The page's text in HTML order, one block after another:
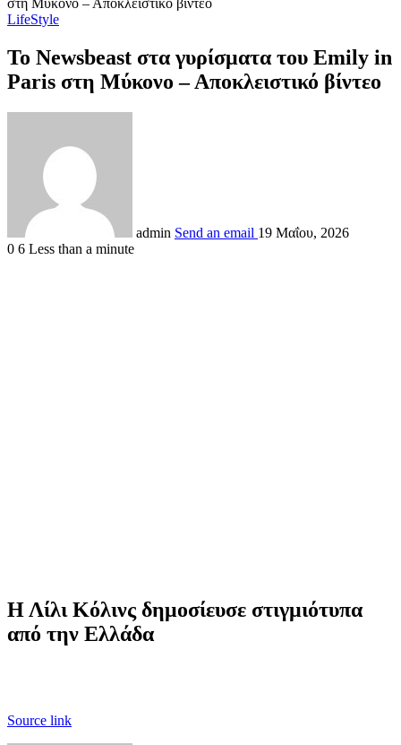
στη Μύκονο – Αποκλειστικό βίντεο
LifeStyle
Το Newsbeast στα γυρίσματα του Emily in
Paris στη Μύκονο – Αποκλειστικό βίντεο
admin Send an email 19 Μαΐου, 2026
0 6 Less than a minute
Η Λίλι Κόλινς δημοσίευσε στιγμιότυπα
από την Ελλάδα
Source link